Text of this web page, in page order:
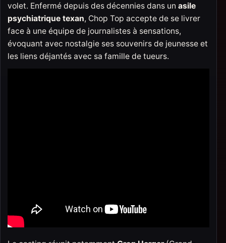
volet. Enfermé depuis des décennies dans un asile
psychiatrique texan, Chop Top accepte de se livrer
face à une équipe de journalistes à sensations,
évoquant avec nostalgie ses souvenirs de jeunesse et
les liens déjantés avec sa famille de tueurs.